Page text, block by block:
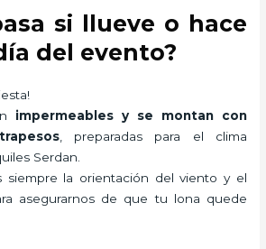
si llueve o hace
del evento?
impermeables y se montan con
, preparadas para el clima
Serdan.
siempre la orientación del viento y el
asegurarnos de que tu lona quede